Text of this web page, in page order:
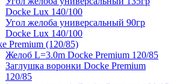
Docke Lux 140/100
Угол желоба универсальный 90гр
Docke Lux 140/100
Premium (120/85)
Желоб L=3.0m Docke Premium 120/85
Заглушка воронки Docke Premium
120/85